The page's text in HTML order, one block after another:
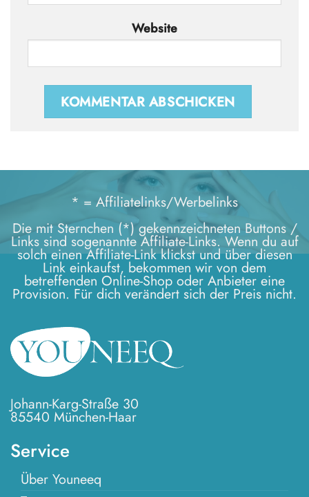
Website
* = Affiliatelinks/Werbelinks
Die mit Sternchen (*) gekennzeichneten Buttons /
Links sind sogenannte Affiliate-Links. Wenn du auf
solch einen Affiliate-Link klickst und über diesen
Link einkaufst, bekommen wir von dem
betreffenden Online-Shop oder Anbieter eine
Provision. Für dich verändert sich der Preis nicht.
Johann-Karg-Straße 30
85540 München-Haar
Service
Über Youneeq